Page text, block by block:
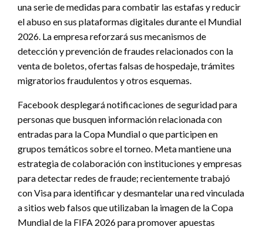
una serie de medidas para combatir las estafas y reducir
el abuso en sus plataformas digitales durante el Mundial
2026. La empresa reforzará sus mecanismos de
detección y prevención de fraudes relacionados con la
venta de boletos, ofertas falsas de hospedaje, trámites
migratorios fraudulentos y otros esquemas.
Facebook desplegará notificaciones de seguridad para
personas que busquen información relacionada con
entradas para la Copa Mundial o que participen en
grupos temáticos sobre el torneo. Meta mantiene una
estrategia de colaboración con instituciones y empresas
para detectar redes de fraude; recientemente trabajó
con Visa para identificar y desmantelar una red vinculada
a sitios web falsos que utilizaban la imagen de la Copa
Mundial de la FIFA 2026 para promover apuestas